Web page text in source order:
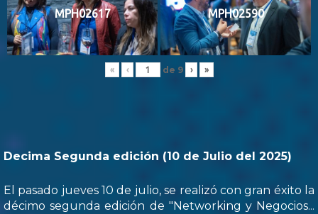
MPH02617 MPH02590
« ‹ de 9 › »
Decima Segunda edición (10 de Julio del 2025)
El pasado jueves 10 de julio, se realizó con gran éxito la
décimo segunda edición de "Networking y Negocios...